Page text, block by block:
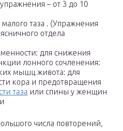
– от 3 до 10
таза . (Упражнения
отдела
для снижения
лонного сочленения:
мышц живота: для
кора и предотвращения
таза или спины у женщин
числа повторений,